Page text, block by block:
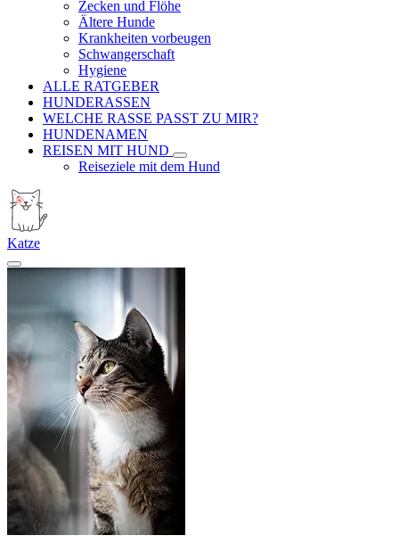
Zecken und Flöhe
Ältere Hunde
Krankheiten vorbeugen
Schwangerschaft
Hygiene
ALLE RATGEBER
HUNDERASSEN
WELCHE RASSE PASST ZU MIR?
HUNDENAMEN
REISEN MIT HUND
Reiseziele mit dem Hund
Katze